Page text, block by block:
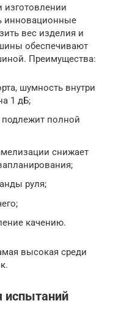
инновационные
вес изделия и
обеспечивают
Преимущества:
шумность внутри
1 дБ;
подлежит полной
снижает
руля;
качению.
высокая среди
испытаний